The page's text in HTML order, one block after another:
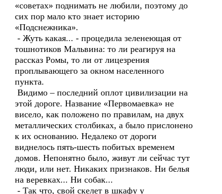
«советах» поднимать не любили, поэтому до
сих пор мало кто знает историю
«Подснежника».
- Жуть какая... - процедила зеленеющая от
тошнотиков Мальвина: то ли реагируя на
рассказ Ромы, то ли от лицезрения
проплывающего за окном населенного
пункта.
Видимо – последний оплот цивилизации на
этой дороге. Название «Первомаевка» не
висело, как положено по правилам, на двух
металлических столбиках, а было прислонено
к их основанию. Недалеко от дороги
виднелось пять-шесть побитых временем
домов. Непонятно было, живут ли сейчас тут
люди, или нет. Никаких признаков. Ни белья
на веревках... Ни собак...
- Так что, свой скелет в шкафу у